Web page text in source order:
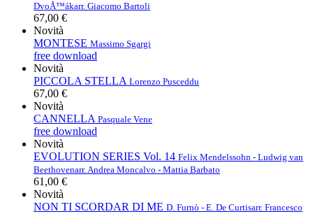
DvoÅ™ákarr. Giacomo Bartoli
67,00 €
Novità
MONTESE Massimo Sgargi
free download
Novità
PICCOLA STELLA Lorenzo Pusceddu
67,00 €
Novità
CANNELLA Pasquale Vene
free download
Novità
EVOLUTION SERIES Vol. 14 Felix Mendelssohn - Ludwig van
Beethovenarr. Andrea Moncalvo - Mattia Barbato
61,00 €
Novità
NON TI SCORDAR DI ME D. Furnò - E. De Curtisarr. Francesco